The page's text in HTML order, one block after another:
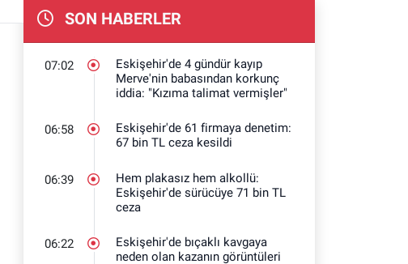
SON HABERLER
07:02
Eskişehir'de 4 gündür kayıp
Merve'nin babasından korkunç
iddia: "Kızıma talimat vermişler"
06:58
Eskişehir'de 61 firmaya denetim:
67 bin TL ceza kesildi
06:39
Hem plakasız hem alkollü:
Eskişehir'de sürücüye 71 bin TL
ceza
06:22
Eskişehir'de bıçaklı kavgaya
neden olan kazanın görüntüleri